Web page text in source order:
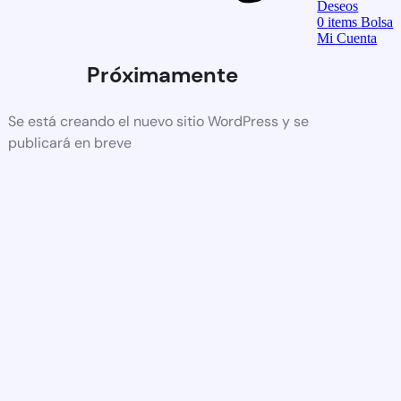
Próximamente
Se está creando el nuevo sitio WordPress y se
publicará en breve
Deseos
0items Bolsa
Mi Cuenta